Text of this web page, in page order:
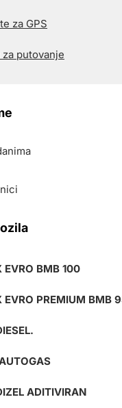
za GPS
putovanje
EVRO BMB 100
EVRO PREMIUM BMB
ADITIVIRAN